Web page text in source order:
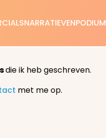
NARRATIEVENPODIUM
die ik heb geschreven.
met me op.